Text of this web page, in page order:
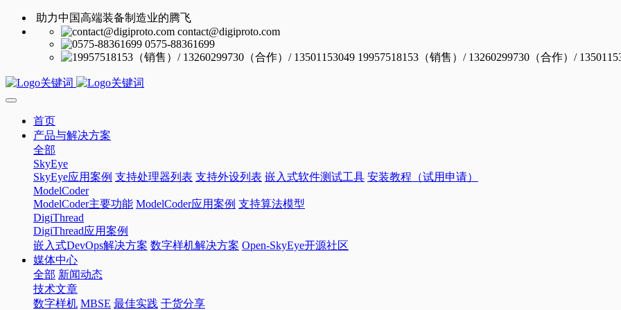
助力中国高端装备制造业的腾飞
contact@digiproto.com
0575-88361699
19957518153（销售）/ 13260299730（合作）/
首页
产品与解决方案
全部
SkyEye
SkyEye应用案例 支持处理器列表 支持外设列表 嵌入式软件测试工具 安装教程（试用申请）
ModelCoder
ModelCoder主要功能 ModelCoder应用案例 支持算法模型
DigiThread
DigiThread应用案例
嵌入式DevOps解决方案 数字样机解决方案 Open-SkyEye开源社区
媒体中心
全部 新闻动态
技术文章
数字样机 MBSE 最佳实践 干货分享